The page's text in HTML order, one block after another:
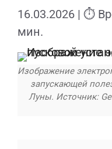
16.03.2026 | ⏱
мин.
Изображение
запускающей
Луны. Источник: